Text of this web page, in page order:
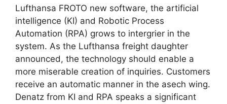
Lufthansa FROTO new software, the artificial
intelligence (KI) and Robotic Process
Automation (RPA) grows to intergrier in the
system. As the Lufthansa freight daughter
announced, the technology should enable a
more miserable creation of inquiries. Customers
receive an automatic manner in the asech wing.
Denatz from KI and RPA speaks a significant